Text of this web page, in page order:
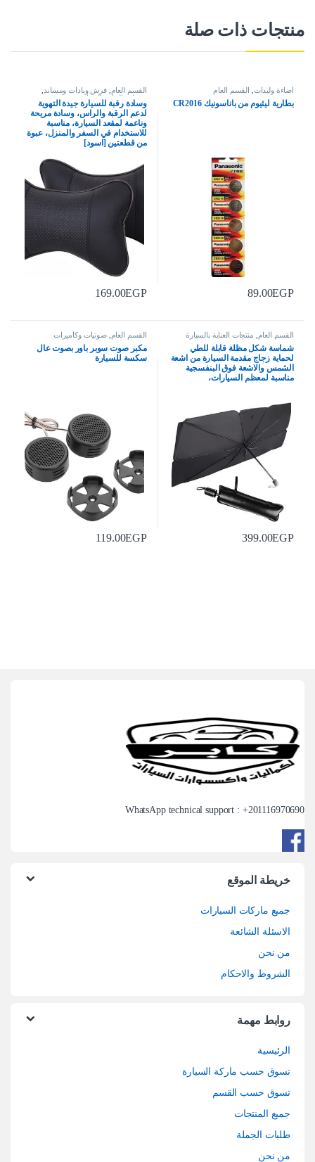
منتجات ذات صلة
اضاءة وليدات القسم العام
بطارية ليثيوم من باناسونيك CR2016
89.00EGP
القسم العام ,فرش وبادات ومساند
منتجات العناية بالسيارة
وسادة رقبة للسيارة جيدة التهوية
لدعم الرقبة والراس، وسادة مريحة
وناعمة لمقعد السيارة، مناسبة
للاستخدام في السفر والمنزل، عبوة
من قطعتين [اسود]
169.00EGP
القسم العام منتجات العناية بالسيارة
شماسة شكل مظلة قابلة للطي
لحماية زجاج مقدمة السيارة من اشعة
الشمس والاشعة فوق البنفسجية
مناسبة لمعظم السيارات،
399.00EGP
القسم العام ,صوتيات وكاميرات
مكبر صوت سوبر باور بصوت عال
سكسة للسيارة
119.00EGP
WhatsApp technical support : +201116970690
خريطة الموقع
جميع ماركات السيارات
الاسئلة الشائعة
من نحن
الشروط والاحكام
روابط مهمة
الرئيسية
تسوق حسب ماركة السيارة
تسوق حسب القسم
جميع المنتجات
طلبات الجملة
من نحن